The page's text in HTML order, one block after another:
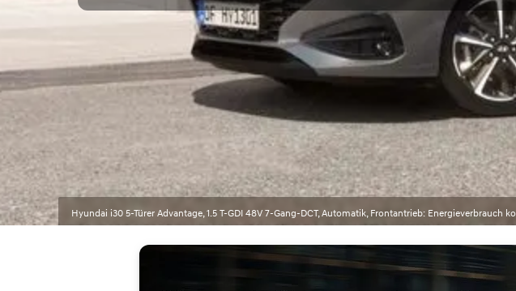
Hyundai i30 5-Türer Advantage, 1.5 T-GDI 48V 7-Gang-DCT, Automatik, Frontantrieb: